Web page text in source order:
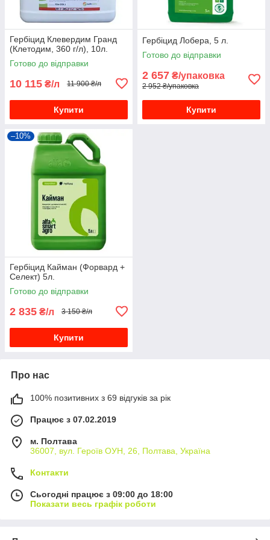
Гербіцид Клевердим Гранд
(Клетодим, 360 г/л), 10л.
Готово до відправки
10 115 ₴/л 11 900 ₴/л
Купити
Гербіцид Лобера, 5 л.
Готово до відправки
2 657 ₴/упаковка
2 952 ₴/упаковка
Купити
–10%
Гербіцид Кайман (Форвард +
Селект) 5л.
Готово до відправки
2 835 ₴/л 3 150 ₴/л
Купити
Про нас
100% позитивних з 69 відгуків за рік
Працює з 07.02.2019
м. Полтава
36007, вул. Героїв ОУН, 26, Полтава, Україна
Контакти
Сьогодні працює з 09:00 до 18:00
Показати весь графік роботи